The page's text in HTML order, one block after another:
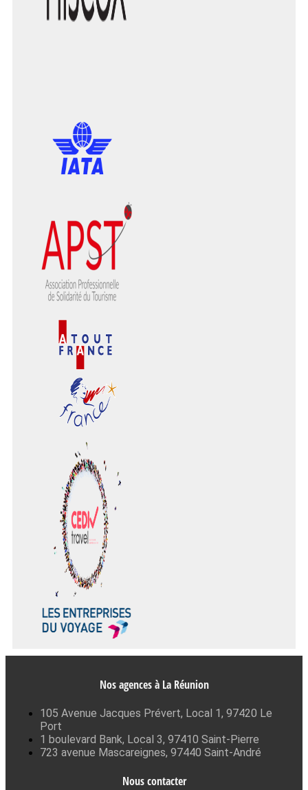
Nos agences à La Réunion
105 Avenue Jacques Prévert, Local 1, 97420 Le
Port
1 boulevard Bank, Local 3, 97410 Saint-Pierre
723 avenue Mascareignes, 97440 Saint-André
Nous contacter